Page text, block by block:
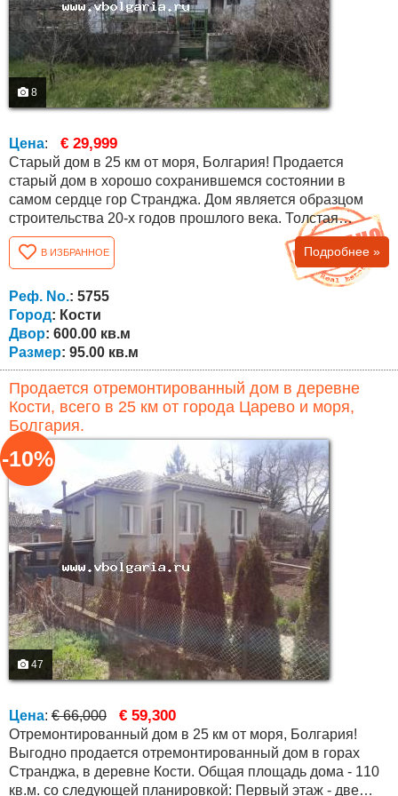
8
Цена: € 29,999
Старый дом в 25 км от моря, Болгария! Продается
старый дом в хорошо сохранившемся состоянии в
самом сердце гор Странджа. Дом является образцом
строительства 20-х годов прошлого века. Толстая
каменная стена на первом этаже, дубовые балки и
массивные кирпичные стены. Крыша с турецкой
черепицей, осмотренная и прочная. Очень хорошее
расположение недвижимости, почти в центре деревни с
красивой панорамой на церковь, центр и горы. Дом...
В ИЗБРАННОЕ Подробнее »
Реф. No.: 5755
Город: Кости
Двор: 600.00 кв.м
Размер: 95.00 кв.м
Продается отремонтированный дом в деревне
Кости, всего в 25 км от города Царево и моря,
Болгария.
47
-10%
Цена: € 66,000 € 59,300
Отремонтированный дом в 25 км от моря, Болгария!
Выгодно продается отремонтированный дом в горах
Странджа, в деревне Кости. Общая площадь дома - 110
кв.м. со следующей планировкой: Первый этаж - две